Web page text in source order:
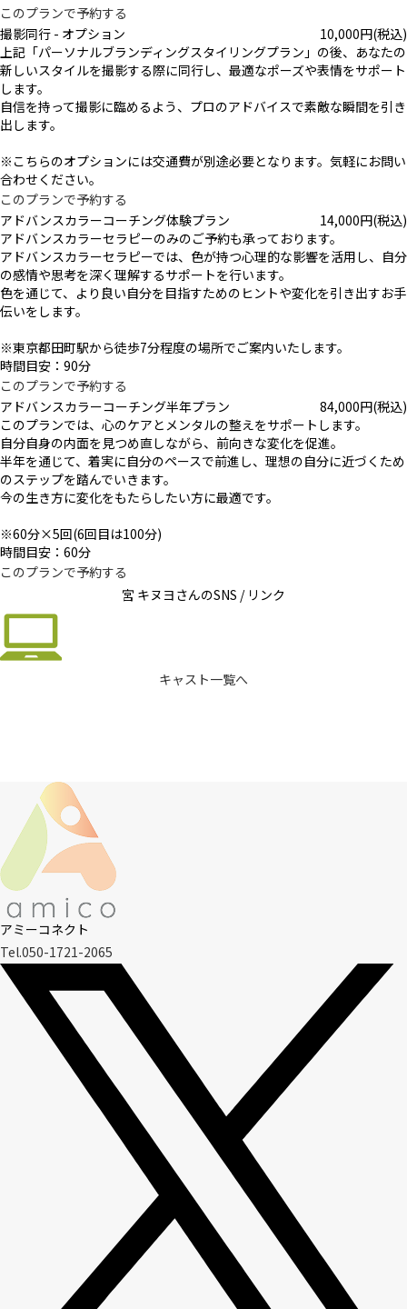
このプランで予約する
撮影同行 - オプション
10,000円(税込)
上記「パーソナルブランディングスタイリングプラン」の後、あなたの
新しいスタイルを撮影する際に同行し、最適なポーズや表情をサポート
します。
自信を持って撮影に臨めるよう、プロのアドバイスで素敵な瞬間を引き
出します。
※こちらのオプションには交通費が別途必要となります。気軽にお問い
合わせください。
このプランで予約する
アドバンスカラーコーチング体験プラン
14,000円(税込)
アドバンスカラーセラピーのみのご予約も承っております。
アドバンスカラーセラピーでは、色が持つ心理的な影響を活用し、自分
の感情や思考を深く理解するサポートを行います。
色を通じて、より良い自分を目指すためのヒントや変化を引き出すお手
伝いをします。
※東京都田町駅から徒歩7分程度の場所でご案内いたします。
時間目安：90分
このプランで予約する
アドバンスカラーコーチング半年プラン
84,000円(税込)
このプランでは、心のケアとメンタルの整えをサポートします。
自分自身の内面を見つめ直しながら、前向きな変化を促進。
半年を通じて、着実に自分のペースで前進し、理想の自分に近づくため
のステップを踏んでいきます。
今の生き方に変化をもたらしたい方に最適です。
※60分×5回(6回目は100分)
時間目安：60分
このプランで予約する
宮 キヌヨさんのSNS / リンク
キャスト一覧へ
アミーコネクト
Tel.050-1721-2065